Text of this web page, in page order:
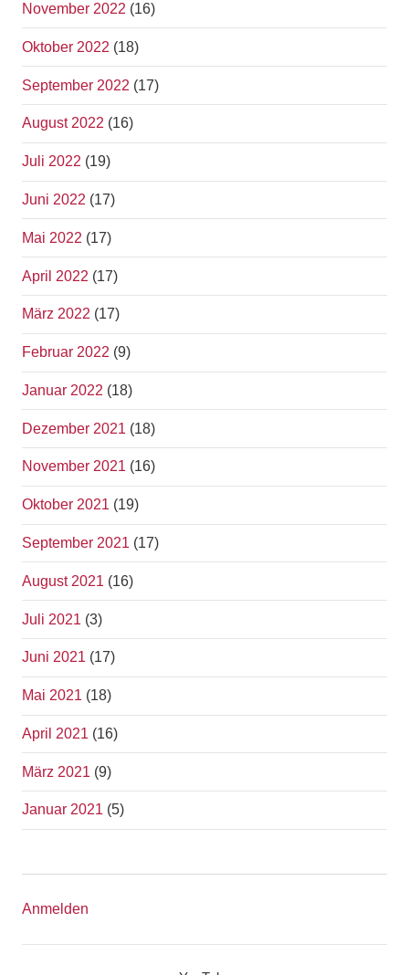
November 2022 (16)
Oktober 2022 (18)
September 2022 (17)
August 2022 (16)
Juli 2022 (19)
Juni 2022 (17)
Mai 2022 (17)
April 2022 (17)
März 2022 (17)
Februar 2022 (9)
Januar 2022 (18)
Dezember 2021 (18)
November 2021 (16)
Oktober 2021 (19)
September 2021 (17)
August 2021 (16)
Juli 2021 (3)
Juni 2021 (17)
Mai 2021 (18)
April 2021 (16)
März 2021 (9)
Januar 2021 (5)
Anmelden